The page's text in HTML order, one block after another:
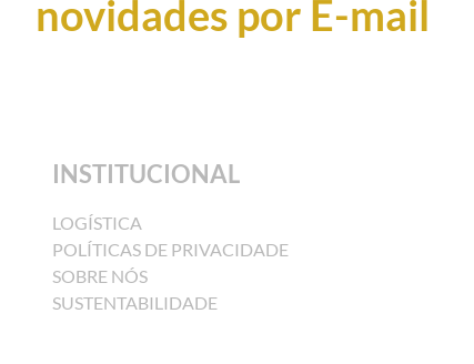
novidades por E-mail
INSTITUCIONAL
LOGÍSTICA
POLÍTICAS DE PRIVACIDADE
SOBRE NÓS
SUSTENTABILIDADE